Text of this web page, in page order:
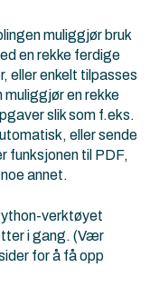
muliggjør bruk
en rekke ferdige
eller enkelt tilpasses
en rekke
slik som f.eks.
eller sende
funksjonen til PDF,
annet.
verktøyet
i gang. (Vær
for å få opp